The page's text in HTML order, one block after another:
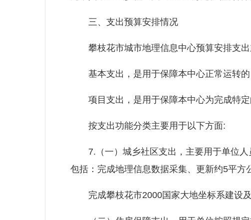
三、支出预算安排情况
攀枝花市城市地理信息中心预算安排支出
基本支出，是用于保障本中心正常运转的
项目支出，是用于保障本中心为完成特定
按支出功能分类主要用于以下方面:
7.（一）城乡社区支出，主要用于单位人
包括：完成地理信息数据采集、更新约5平方
完成攀枝花市2000国家大地坐标系建设及